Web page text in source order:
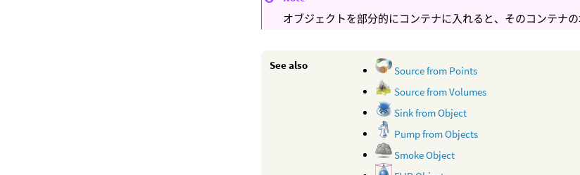
オブジェクトを部分的にコンテナに入れると、そのコンテナ
See also
Source from Points
Source from Volumes
Sink from Object
Pump from Objects
Smoke Object